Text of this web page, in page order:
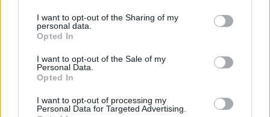
I want to opt-out of the Sharing of my
personal data.
Opted In
I want to opt-out of the Sale of my
Personal Data.
Opted In
I want to opt-out of processing my
Personal Data for Targeted Advertising.